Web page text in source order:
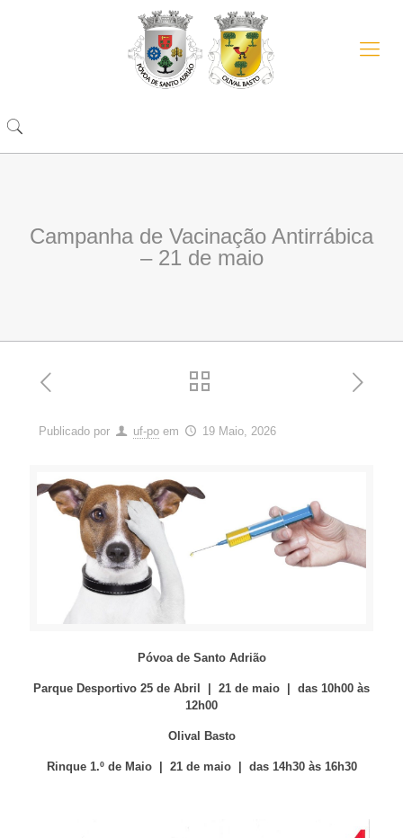
Campanha de Vacinação Antirrábica
– 21 de maio
Publicado por uf-po em 19 Maio, 2026
Póvoa de Santo Adrião
Parque Desportivo 25 de Abril | 21 de maio | das 10h00 às
12h00
Olival Basto
Rinque 1.º de Maio | 21 de maio | das 14h30 às 16h30